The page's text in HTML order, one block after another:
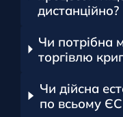
дистанційно?
Чи потрібна
торгівлю
Чи дійсна
по всьому